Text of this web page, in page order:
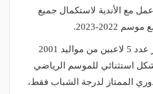
مع الأندية لاستكمال جميع
2022-2023.
كما اعتمد المجلس استمرار عدد 5 لاعبين من مواليد 2001
استثنائي للموسم الرياضي
2022 لفرق الدوري الممتاز لدرجة الشباب فقط،